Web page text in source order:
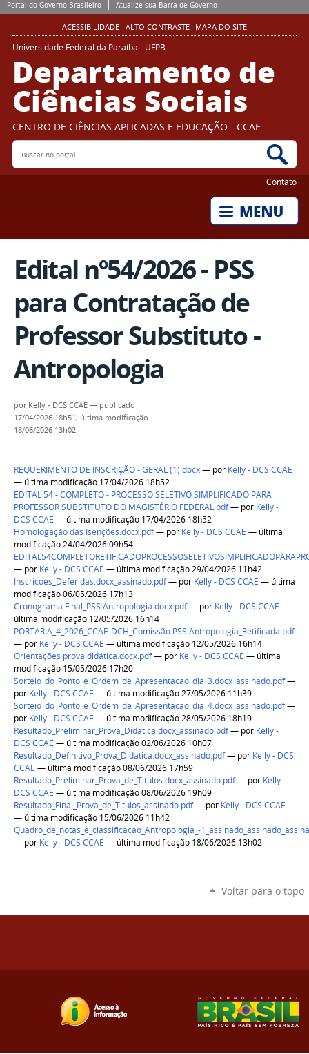
Portal do Governo Brasileiro Atualize sua Barra de Governo
ACESSIBILIDADE ALTO CONTRASTE MAPA DO SITE
Universidade Federal da Paraíba - UFPB
Departamento de
Ciências Sociais
CENTRO DE CIÊNCIAS APLICADAS E EDUCAÇÃO - CCAE
Buscar no portal
Contato
Edital nº54/2026 - PSS
para Contratação de
Professor Substituto -
Antropologia
por Kelly - DCS CCAE — publicado
17/04/2026 18h51, última modificação
18/06/2026 13h02
REQUERIMENTO DE INSCRIÇÃO - GERAL (1).docx— por Kelly - DCS CCAE
— última modificação 17/04/2026 18h52
EDITAL 54 - COMPLETO - PROCESSO SELETIVO SIMPLIFICADO PARA
PROFESSOR SUBSTITUTO DO MAGISTÉRIO FEDERAL.pdf— por Kelly -
DCS CCAE — última modificação 17/04/2026 18h52
Homologação das Isenções.docx.pdf— por Kelly - DCS CCAE — última
modificação 24/04/2026 09h54
— por Kelly - DCS CCAE — última modificação 29/04/2026 11h42
Inscricoes_Deferidas.docx_assinado.pdf— por Kelly - DCS CCAE — última
modificação 06/05/2026 17h13
Cronograma Final_PSS Antropologia.docx.pdf— por Kelly - DCS CCAE —
última modificação 12/05/2026 16h14
PORTARIA_4_2026_CCAE-DCH_Comissão PSS Antropologia_Retificada.pdf
— por Kelly - DCS CCAE — última modificação 12/05/2026 16h14
Orientações prova didática.docx.pdf— por Kelly - DCS CCAE — última
modificação 15/05/2026 17h20
Sorteio_do_Ponto_e_Ordem_de_Apresentacao_dia_3.docx_assinado.pdf—
por Kelly - DCS CCAE — última modificação 27/05/2026 11h39
Sorteio_do_Ponto_e_Ordem_de_Apresentacao_dia_4.docx_assinado.pdf—
por Kelly - DCS CCAE — última modificação 28/05/2026 18h19
Resultado_Preliminar_Prova_Didatica.docx_assinado.pdf— por Kelly -
DCS CCAE — última modificação 02/06/2026 10h07
Resultado_Definitivo_Prova_Didatica.docx_assinado.pdf— por Kelly - DCS
CCAE — última modificação 08/06/2026 17h59
Resultado_Preliminar_Prova_de_Titulos.docx_assinado.pdf— por Kelly -
DCS CCAE — última modificação 08/06/2026 19h09
Resultado_Final_Prova_de_Titulos_assinado.pdf— por Kelly - DCS CCAE
— última modificação 15/06/2026 11h42
Quadro_de_notas_e_classificacao_Antropologia_-
— por Kelly - DCS CCAE — última modificação 18/06/2026 13h02
Voltar para o topo